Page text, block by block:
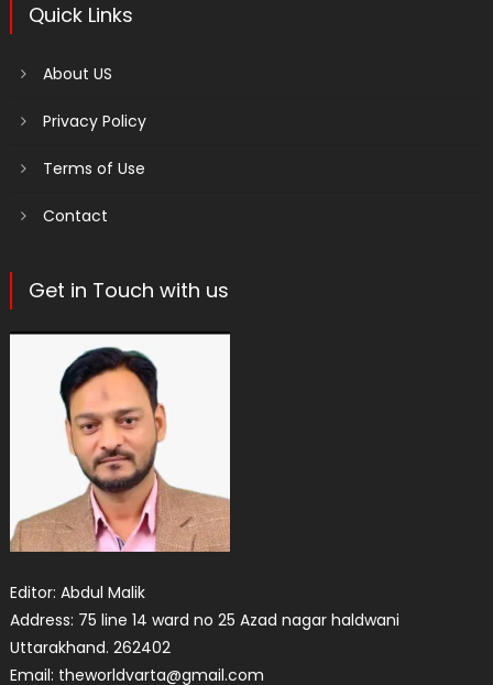
Quick Links
About US
Privacy Policy
Terms of Use
Contact
Get in Touch with us
Editor: Abdul Malik
Address: 75 line 14 ward no 25 Azad nagar haldwani
Uttarakhand. 262402
Email: theworldvarta@gmail.com